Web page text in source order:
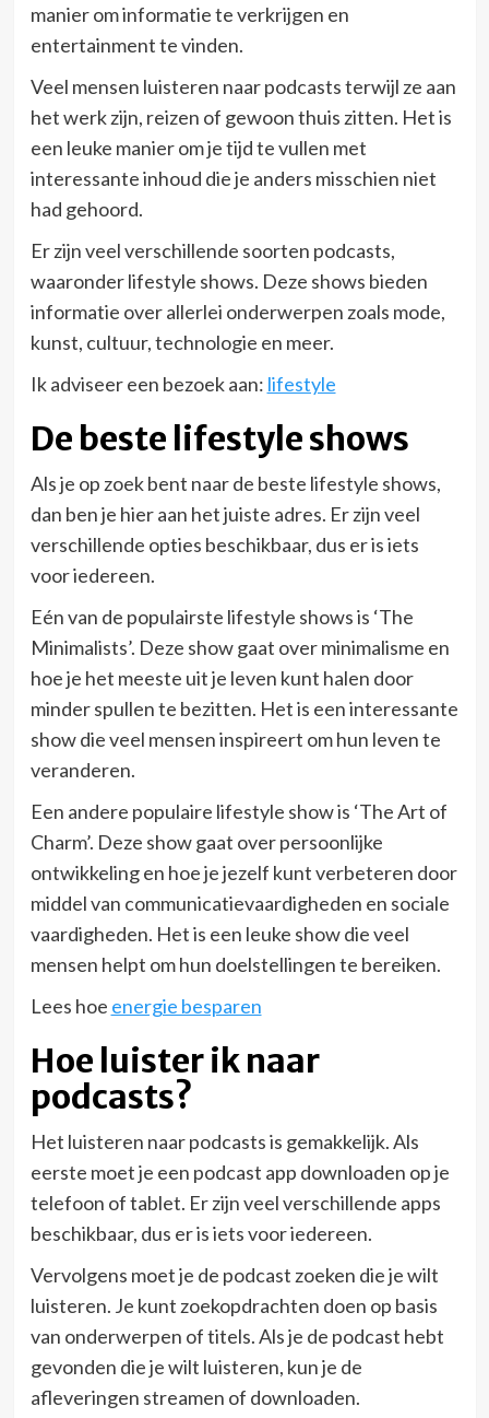
manier om informatie te verkrijgen en
entertainment te vinden.
Veel mensen luisteren naar podcasts terwijl ze aan
het werk zijn, reizen of gewoon thuis zitten. Het is
een leuke manier om je tijd te vullen met
interessante inhoud die je anders misschien niet
had gehoord.
Er zijn veel verschillende soorten podcasts,
waaronder lifestyle shows. Deze shows bieden
informatie over allerlei onderwerpen zoals mode,
kunst, cultuur, technologie en meer.
Ik adviseer een bezoek aan: lifestyle
De beste lifestyle shows
Als je op zoek bent naar de beste lifestyle shows,
dan ben je hier aan het juiste adres. Er zijn veel
verschillende opties beschikbaar, dus er is iets
voor iedereen.
Eén van de populairste lifestyle shows is ‘The
Minimalists’. Deze show gaat over minimalisme en
hoe je het meeste uit je leven kunt halen door
minder spullen te bezitten. Het is een interessante
show die veel mensen inspireert om hun leven te
veranderen.
Een andere populaire lifestyle show is ‘The Art of
Charm’. Deze show gaat over persoonlijke
ontwikkeling en hoe je jezelf kunt verbeteren door
middel van communicatievaardigheden en sociale
vaardigheden. Het is een leuke show die veel
mensen helpt om hun doelstellingen te bereiken.
Lees hoe energie besparen
Hoe luister ik naar
podcasts?
Het luisteren naar podcasts is gemakkelijk. Als
eerste moet je een podcast app downloaden op je
telefoon of tablet. Er zijn veel verschillende apps
beschikbaar, dus er is iets voor iedereen.
Vervolgens moet je de podcast zoeken die je wilt
luisteren. Je kunt zoekopdrachten doen op basis
van onderwerpen of titels. Als je de podcast hebt
gevonden die je wilt luisteren, kun je de
afleveringen streamen of downloaden.